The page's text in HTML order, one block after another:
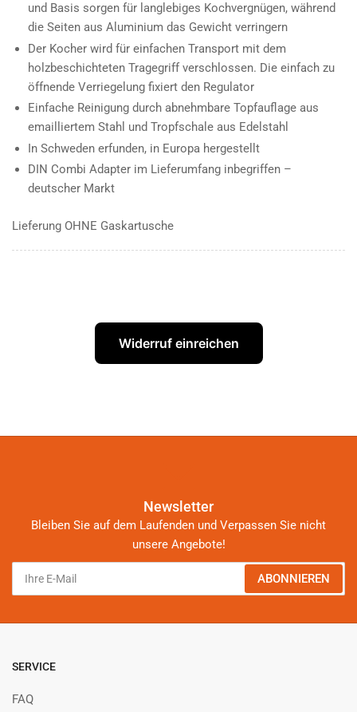
und Basis sorgen für langlebiges Kochvergnügen, während
die Seiten aus Aluminium das Gewicht verringern
Der Kocher wird für einfachen Transport mit dem
holzbeschichteten Tragegriff verschlossen. Die einfach zu
öffnende Verriegelung fixiert den Regulator
Einfache Reinigung durch abnehmbare Topfauflage aus
emailliertem Stahl und Tropfschale aus Edelstahl
In Schweden erfunden, in Europa hergestellt
DIN Combi Adapter im Lieferumfang inbegriffen –
deutscher Markt
Lieferung OHNE Gaskartusche
Widerruf einreichen
Newsletter
Bleiben Sie auf dem Laufenden und Verpassen Sie nicht
unsere Angebote!
Ihre
Mail
ABONNIEREN
SERVICE
FAQ